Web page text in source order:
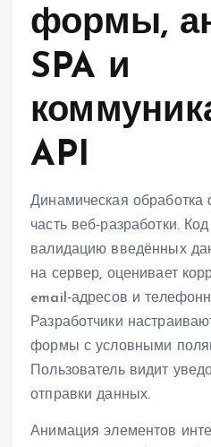
формы,
SPA и
API
Динамическая
часть веб‑разработки.
валидацию введённых
на сервер, оценивает
email‑адресов и
Разработчики
формы с условными
Пользователь видит
отправки данных.
Анимация элементов